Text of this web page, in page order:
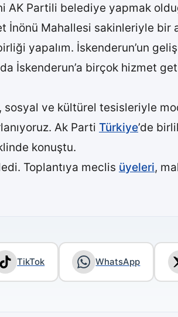
AK Partili belediye yapmak
İnönü Mahallesi sakinleriyle bir
yapalım. İskenderun’un
İskenderun’a birçok hizmet
sosyal ve kültürel tesisleriyle
Ak Parti Türkiye’de
konuştu.
Toplantıya meclis üyeleri,
TikTok WhatsApp